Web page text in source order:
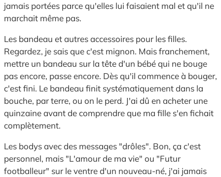
jamais portées parce qu'elles lui faisaient mal et qu'il ne
marchait même pas.
Les bandeau et autres accessoires pour les filles.
Regardez, je sais que c'est mignon. Mais franchement,
mettre un bandeau sur la tête d'un bébé qui ne bouge
pas encore, passe encore. Dès qu'il commence à bouger,
c'est fini. Le bandeau finit systématiquement dans la
bouche, par terre, ou on le perd. J'ai dû en acheter une
quinzaine avant de comprendre que ma fille s'en fichait
complètement.
Les bodys avec des messages "drôles". Bon, ça c'est
personnel, mais "L'amour de ma vie" ou "Futur
footballeur" sur le ventre d'un nouveau-né, j'ai jamais